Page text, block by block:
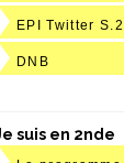
EPI Twitter S.2
DNB
suis en 2nde